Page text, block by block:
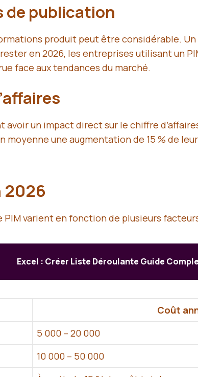
de publication
produit peut être considérable.
en 2026, les entreprises utilisant un
face aux tendances du marché.
un impact direct sur le chiffre
une augmentation de 15 % de
2026
PIM varient en fonction de plusieurs
Excel : Créer Liste Déroulante Guide
Coût
5 000 – 20 000
10 000 – 50 000